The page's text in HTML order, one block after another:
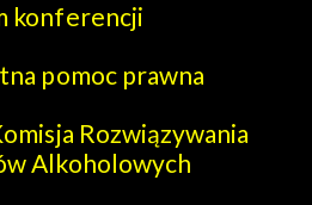
konferencji
pomoc prawna
Rozwiązywania
Alkoholowych